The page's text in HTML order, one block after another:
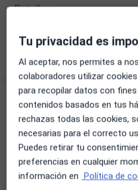
Detalles
¿Cómo funcionan los
Consulta
Hospital Ochoa
Paseo Marítimo de
Marbella29602
Tu privacidad es
Al aceptar, nos permites a
colaboradores utilizar
para recopilar datos con
contenidos basados en tus
rechazas todas las cookies,
necesarias para el correcto
Puedes retirar tu
preferencias en cualquier
información en Política de